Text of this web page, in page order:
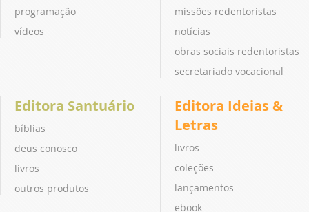
programação
vídeos
missões redentoristas
notícias
obras sociais redentoristas
secretariado vocacional
Editora Santuário
bíblias
deus conosco
livros
outros produtos
Editora Ideias &
Letras
livros
coleções
lançamentos
ebook